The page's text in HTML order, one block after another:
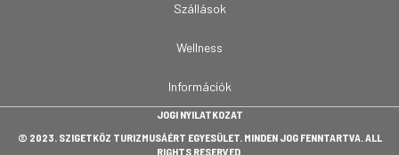
Szállások
Wellness
Információk
JOGI NYILATKOZAT
© 2023. SZIGETKÖZ TURIZMUSÁÉRT EGYESÜLET. MINDEN JOG FENNTARTVA. ALL
RIGHTS RESERVED.